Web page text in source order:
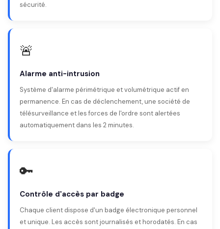
sécurité.
🚨
Alarme anti-intrusion
Système d'alarme périmétrique et volumétrique actif en
permanence. En cas de déclenchement, une société de
télésurveillance et les forces de l'ordre sont alertées
automatiquement dans les 2 minutes.
🔑
Contrôle d'accès par badge
Chaque client dispose d'un badge électronique personnel
et unique. Les accès sont journalisés et horodatés. En cas